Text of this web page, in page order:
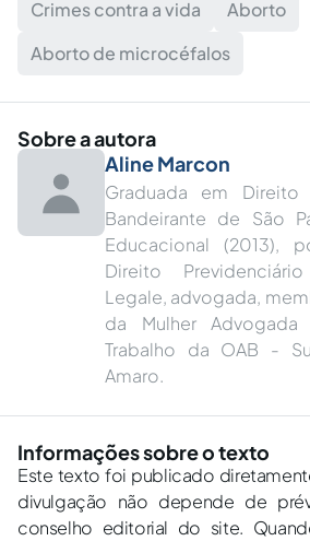
Crimes contra a vida
Aborto
Aborto de microcéfalos
Sobre a autora
Aline Marcon
Graduada em Direito
Bandeirante de São
Educacional (2013),
Direito
Legale, advogada,
da Mulher
Trabalho da OAB -
Amaro.
Informações sobre o texto
Este texto foi publicado
divulgação não depende de
conselho editorial do site.